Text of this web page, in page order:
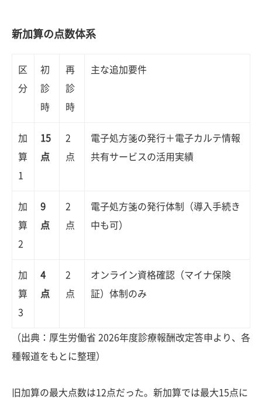
新加算の点数体系
区
分
初
診
時
再
診
時
主な追加要件
加
算
1
15
点
2
点
電子処方箋の発行＋電子カルテ情報
共有サービスの活用実績
加
算
2
9
点
2
点
電子処方箋の発行体制（導入手続き
中も可）
加
算
3
4
点
2
点
オンライン資格確認（マイナ保険
証）体制のみ
（出典：厚生労働省 2026年度診療報酬改定答申より、各
種報道をもとに整理）
旧加算の最大点数は12点だった。新加算では最大15点に